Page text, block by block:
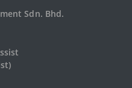
Sdn. Bhd.